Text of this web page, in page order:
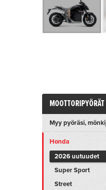
MOOTTORIPYÖRÄT
Myy pyöräsi,
Honda
2026 uutuudet
Super Sport
Street